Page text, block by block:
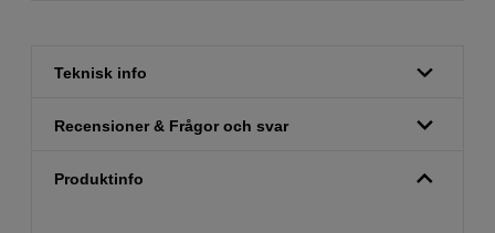
Teknisk info
Recensioner & Frågor och svar
Produktinfo